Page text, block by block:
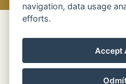
navigation, data usage
efforts.
Accept